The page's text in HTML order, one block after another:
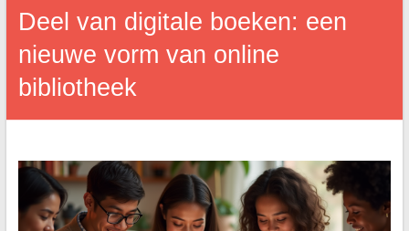
Deel van digitale boeken: een
nieuwe vorm van online
bibliotheek